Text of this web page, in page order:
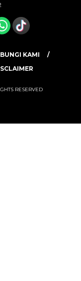
KAMI
RESERVED